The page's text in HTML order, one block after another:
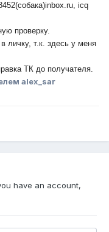
icq
проверку.
личку, т.к. здесь у меня
ТК до получателя.
alex_sar
have an account,